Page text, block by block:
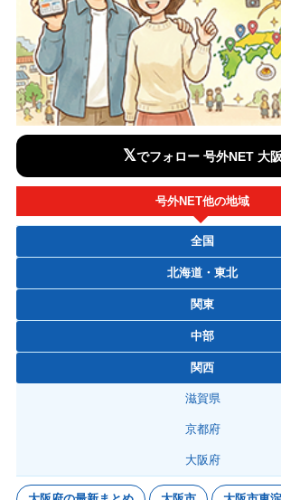
𝕏でフォロー 号外NET 大阪
号外NET他の地域
全国
北海道・東北
関東
中部
関西
滋賀県
京都府
大阪府